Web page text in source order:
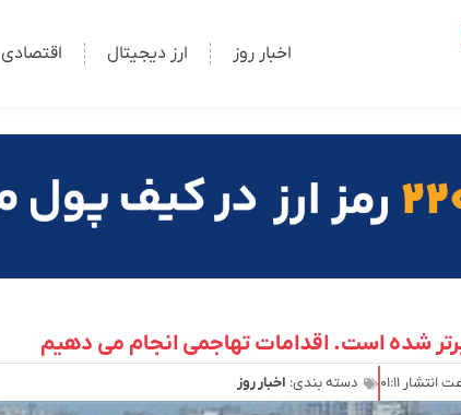
اخبار روز ارز دیجیتال اقتصادی
شده است. اقدامات تهاجمی انجام می دهیم
انتشار ۰۱:۱۱ دسته بندی: اخبار روز